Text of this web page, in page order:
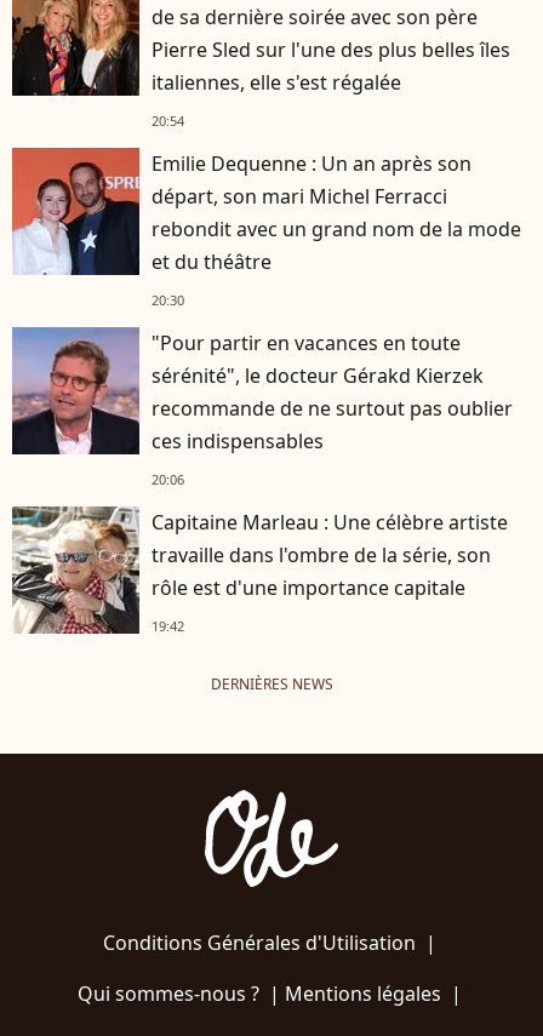
de sa dernière soirée avec son père
Pierre Sled sur l'une des plus belles îles
italiennes, elle s'est régalée
20:54
Emilie Dequenne : Un an après son
départ, son mari Michel Ferracci
rebondit avec un grand nom de la mode
et du théâtre
20:30
"Pour partir en vacances en toute
sérénité", le docteur Gérakd Kierzek
recommande de ne surtout pas oublier
ces indispensables
20:06
Capitaine Marleau : Une célèbre artiste
travaille dans l'ombre de la série, son
rôle est d'une importance capitale
19:42
DERNIÈRES NEWS
Conditions Générales d'Utilisation |
Qui sommes-nous ?| Mentions légales |